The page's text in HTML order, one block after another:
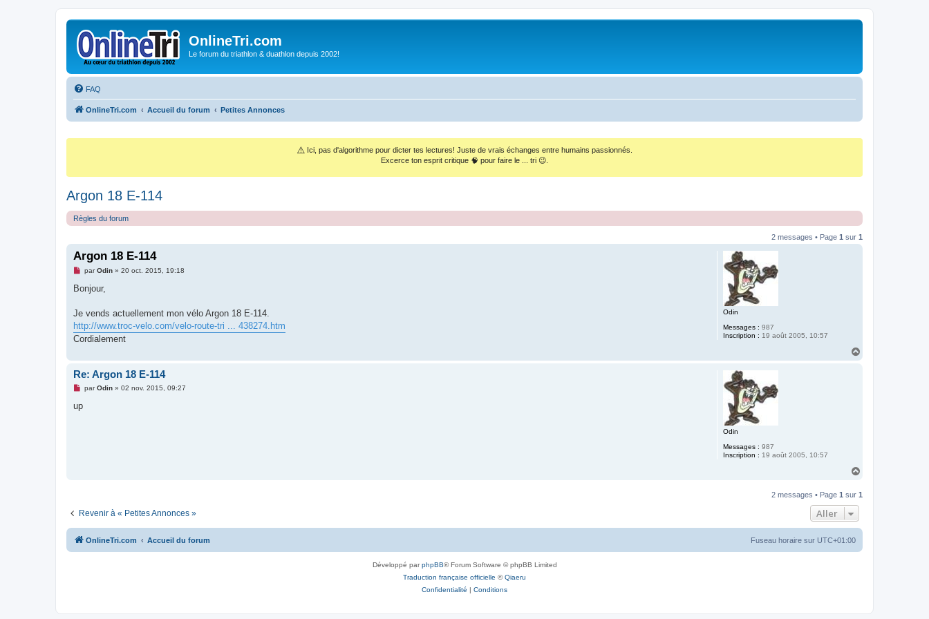
OnlineTri.com
Le forum du triathlon & duathlon depuis 2002!
FAQ
OnlineTri.com Accueil du forum Petites Annonces
⚠️ Ici, pas d'algorithme pour dicter tes lectures! Juste de vrais échanges entre humains passionnés.
Excerce ton esprit critique 🧠 pour faire le ... tri 😉.
Argon 18 E-114
Règles du forum
2 messages • Page 1 sur 1
Odin
Messages : 987
Inscription : 19 août 2005, 10:57
Argon 18 E-114
M
s
g
n
o
n
u
parOdin» 20 oct. 2015, 19:18
Bonjour,
Je vends actuellement mon vélo Argon 18 E-114.
http://www.troc-velo.com/velo-route-tri ... 438274.htm
Cordialement
Odin
Messages : 987
Inscription : 19 août 2005, 10:57
Re: Argon 18 E-114
M
s
parOdin» 02 nov. 2015, 09:27
up
t
2 messages • Page 1 sur 1
Revenir à « Petites Annonces » Aller
OnlineTri.com Accueil du forum Fuseau horaire sur UTC+01:00
Développé parphpBB® Forum Software © phpBB Limited
Traduction française officielle ©Qiaeru
Confidentialité | Conditions